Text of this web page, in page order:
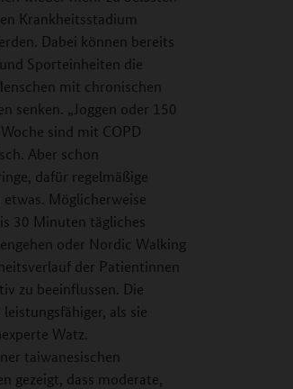
Krankheitsstadium
Dabei können bereits
Sporteinheiten die
mit chronischen
senken. „Joggen oder 150
sind mit COPD
Aber schon
dafür regelmäßige
Möglicherweise
30 Minuten tägliches
oder Nordic Walking
der Patientinnen
zu beeinflussen. Die
als sie
Watz.
taiwanesischen
gezeigt, dass moderate,